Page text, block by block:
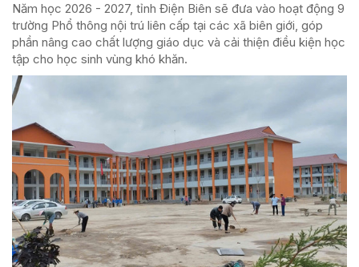
Năm học 2026 - 2027, tỉnh Điện Biên sẽ đưa vào hoạt động 9
trường Phổ thông nội trú liên cấp tại các xã biên giới, góp
phần nâng cao chất lượng giáo dục và cải thiện điều kiện học
tập cho học sinh vùng khó khăn.